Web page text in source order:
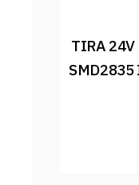
TIRA
SMD2835